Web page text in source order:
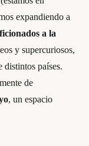
expandiendo a
a la
y supercuriosos,
distintos países.
de
, un espacio